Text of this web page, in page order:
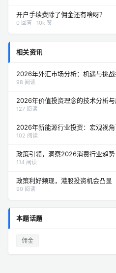
开户手续费除了佣金还有啥呀？
0 回答 · 10k 赞
相关资讯
2026年外汇市场分析：机遇与挑
98 阅读
2026年价值投资理念的技术分析与
127 阅读
2026年新能源行业投资：宏观视
102 阅读
政策引领，洞察2026消费行业趋势
114 阅读
政策利好频现，港股投资机会凸显
90 阅读
本题话题
佣金